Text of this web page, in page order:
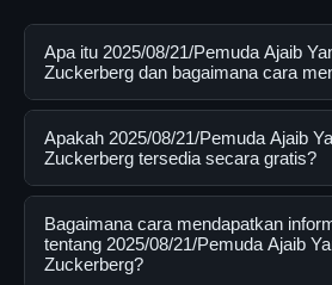
Apa itu 2025/08/21/Pemuda Ajaib
Zuckerberg dan bagaimana cara
2025/08/21/Pemuda Ajaib Yang
adalah layanan digital yang
pengguna mendapatkan informasi
terpercaya. Anda dapat
mengunjungi situs resmi dan
tersedia.
Apakah 2025/08/21/Pemuda Ajaib
Zuckerberg tersedia secara gratis?
Ya, 2025/08/21/Pemuda Ajaib Yang
Zuckerberg dapat diakses secara
pengguna. Tidak ada biaya
Bagaimana cara mendapatkan
tentang 2025/08/21/Pemuda Ajaib
Zuckerberg?